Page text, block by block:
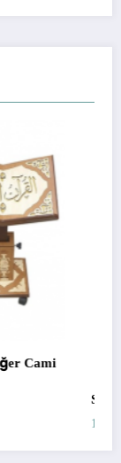
Bir Tatil: Bungalov